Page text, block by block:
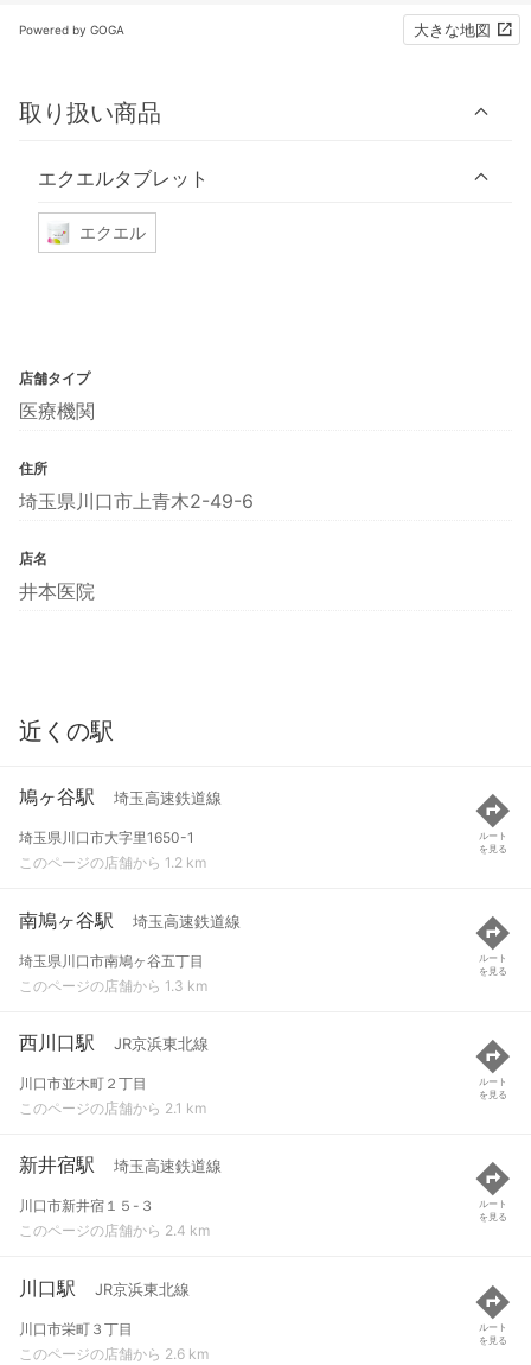
Powered by GOGA 大きな地図
取り扱い商品
エクエルタブレット
エクエル
店舗タイプ
医療機関
住所
埼玉県川口市上青木2-49-6
店名
井本医院
近くの駅
鳩ヶ谷駅 埼玉高速鉄道線
埼玉県川口市大字里1650-1
このページの店舗から 1.2 km
ルート
を見る
南鳩ヶ谷駅 埼玉高速鉄道線
埼玉県川口市南鳩ヶ谷五丁目
このページの店舗から 1.3 km
ルート
を見る
西川口駅 JR京浜東北線
川口市並木町２丁目
このページの店舗から 2.1 km
ルート
を見る
新井宿駅 埼玉高速鉄道線
川口市新井宿１５-３
このページの店舗から 2.4 km
ルート
を見る
川口駅 JR京浜東北線
川口市栄町３丁目
このページの店舗から 2.6 km
ルート
を見る